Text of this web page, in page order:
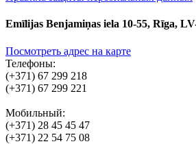
Emīlijas Benjamiņas iela 10-55, Rīga,
Посмотреть адрес на карте
Телефоны:
(+371) 67 299 218
(+371) 67 299 221
Мобильный:
(+371) 28 45 45 47
(+371) 22 54 75 08